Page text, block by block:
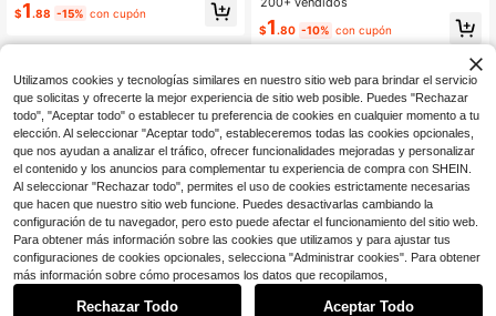
(tamaño mediano) se ajustan a la p
e incluyen 1 pieza de gel de gelatin
ción ideal para que las mujeres y la
s niñas se hagan las uñas de forma
DIY para el trabajo diario, los estudi
os y las fiestas en verano.
$1 .88 -15% con cupón
stilo minimalista para uso diario, incl
uye 1 pieza de pegamento de gelati
na y 1 pieza de lima de uñas, adecu
adas para uñas de mujeres y niñas
$1.80 -10% con cupón
Utilizamos cookies y tecnologías similares en nuestro sitio web para brindar el servicio
que solicitas y ofrecerte la mejor experiencia de sitio web posible. Puedes "Rechazar
todo", "Aceptar todo" o establecer tu preferencia de cookies en cualquier momento a tu
elección. Al seleccionar "Aceptar todo", estableceremos todas las cookies opcionales,
que nos ayudan a analizar el tráfico, ofrecer funcionalidades mejoradas y personalizar
el contenido y los anuncios para complementar tu experiencia de compra con SHEIN.
Al seleccionar "Rechazar todo", permites el uso de cookies estrictamente necesarias
que hacen que nuestro sitio web funcione. Puedes desactivarlas cambiando la
configuración de tu navegador, pero esto puede afectar el funcionamiento del sitio web.
Para obtener más información sobre las cookies que utilizamos y para ajustar tus
configuraciones de cookies opcionales, selecciona "Administrar cookies". Para obtener
más información sobre cómo procesamos los datos que recopilamos,
Rechazar Todo Aceptar Todo